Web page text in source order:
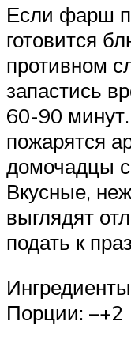
Если фарш
готовится
противном
запастись
60-90 минут.
пожарятся
домочадцы
Вкусные,
выглядят
подать к
Ингредиенты
Порции: –+2